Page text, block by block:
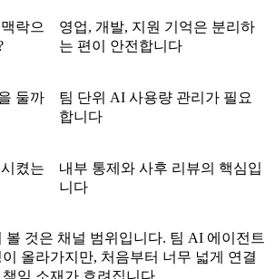
락으
영업, 개발, 지원 기억은 분리하
는 편이 안전합니다
둘까
팀 단위 AI 사용량 관리가 필요
합니다
켰는
내부 통제와 사후 리뷰의 핵심입
니다
볼 것은 채널 범위입니다. 팀 AI 에이전트
올라가지만, 처음부터 너무 넓게 연결